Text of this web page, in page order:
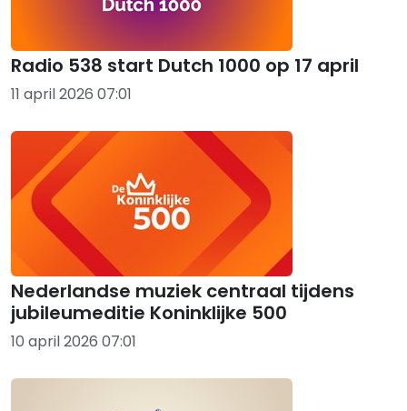
Radio 538 start Dutch 1000 op 17 april
11 april 2026 07:01
Nederlandse muziek centraal tijdens
jubileumeditie Koninklijke 500
10 april 2026 07:01